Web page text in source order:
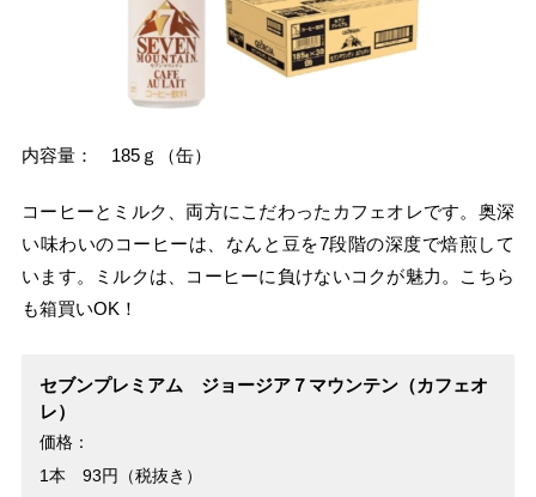
内容量： 185ｇ（缶）
コーヒーとミルク、両方にこだわったカフェオレです。奥深
い味わいのコーヒーは、なんと豆を7段階の深度で焙煎して
います。ミルクは、コーヒーに負けないコクが魅力。こちら
も箱買いOK！
セブンプレミアム ジョージア７マウンテン（カフェオ
レ）
価格：
1本 93円（税抜き）